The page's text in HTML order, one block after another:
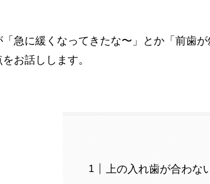
急に緩くなってきたな〜」とか「前歯
お話しします。
上の入れ歯が合わな